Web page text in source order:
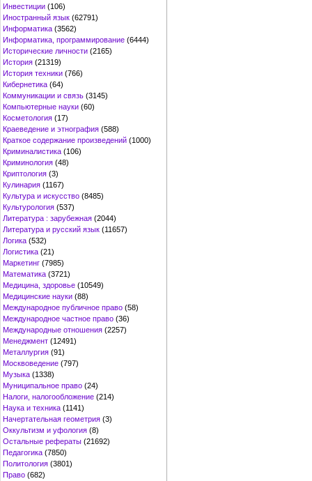
Инвестиции (106)
Иностранный язык (62791)
Информатика (3562)
Информатика, программирование (6444)
Исторические личности (2165)
История (21319)
История техники (766)
Кибернетика (64)
Коммуникации и связь (3145)
Компьютерные науки (60)
Косметология (17)
Краеведение и этнография (588)
Краткое содержание произведений (1000)
Криминалистика (106)
Криминология (48)
Криптология (3)
Кулинария (1167)
Культура и искусство (8485)
Культурология (537)
Литература : зарубежная (2044)
Литература и русский язык (11657)
Логика (532)
Логистика (21)
Маркетинг (7985)
Математика (3721)
Медицина, здоровье (10549)
Медицинские науки (88)
Международное публичное право (58)
Международное частное право (36)
Международные отношения (2257)
Менеджмент (12491)
Металлургия (91)
Москвоведение (797)
Музыка (1338)
Муниципальное право (24)
Налоги, налогообложение (214)
Наука и техника (1141)
Начертательная геометрия (3)
Оккультизм и уфология (8)
Остальные рефераты (21692)
Педагогика (7850)
Политология (3801)
Право (682)